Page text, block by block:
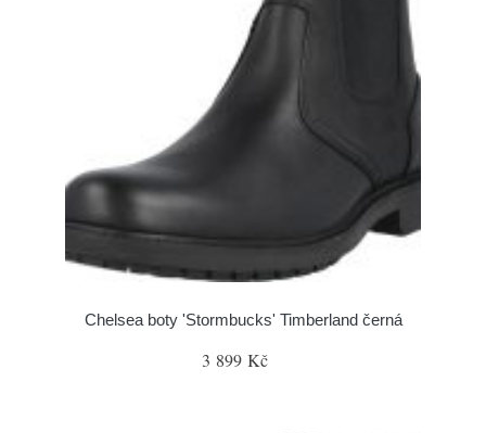
Chelsea boty 'Stormbucks' Timberland černá
3 899 Kč